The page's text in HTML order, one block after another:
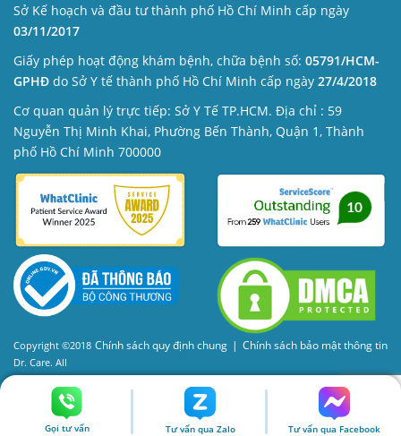
Sở Kế hoạch và đầu tư thành phố Hồ Chí Minh cấp ngày
03/11/2017
Giấy phép hoạt động khám bệnh, chữa bệnh số: 05791/HCM-
GPHĐ do Sở Y tế thành phố Hồ Chí Minh cấp ngày 27/4/2018
Cơ quan quản lý trực tiếp: Sở Y Tế TP.HCM. Địa chỉ : 59
Nguyễn Thị Minh Khai, Phường Bến Thành, Quận 1, Thành
phố Hồ Chí Minh 700000
Chính sách quy định chung | Chính sách bảo mật thông tin
Copyright ©2018
Dr. Care. All
Rights Reserved
Gọi tư vấn Tư vấn qua Zalo Tư vấn qua Facebook